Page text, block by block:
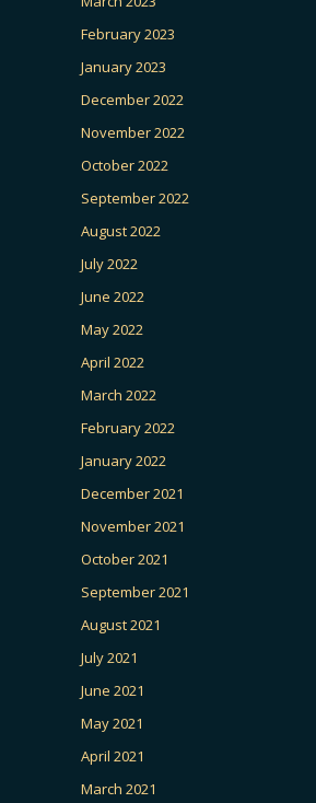
February 2023
January 2023
December 2022
November 2022
October 2022
September 2022
August 2022
July 2022
June 2022
May 2022
April 2022
March 2022
February 2022
January 2022
December 2021
November 2021
October 2021
September 2021
August 2021
July 2021
June 2021
May 2021
April 2021
March 2021